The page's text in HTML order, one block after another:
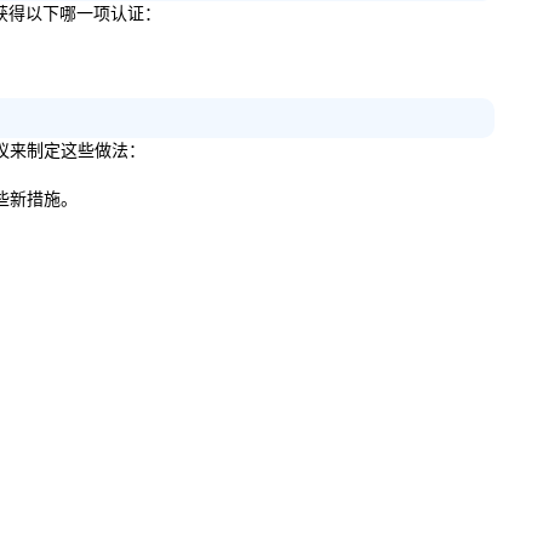
以下哪一项认证：
制定这些做法：
措施。